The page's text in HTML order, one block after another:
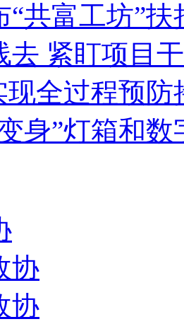
“共富工坊”
去 紧盯项目
现全过程预
身”灯箱和
协
协